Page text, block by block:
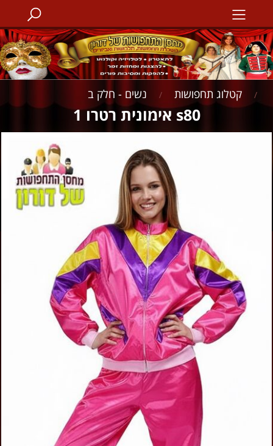
/ קטלוג תחפושות / נשים - חלק ב
s80 אימונית רטרו 1